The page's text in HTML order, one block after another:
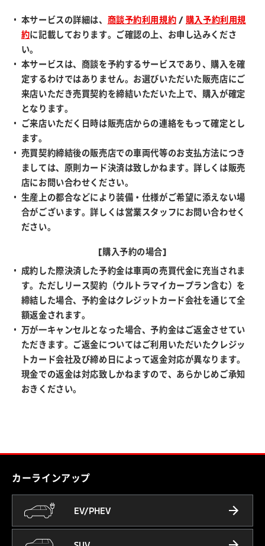
本サービスの詳細は、 商談予約利用規約 / 購入予約利用規
約に記載しております。ご確認の上、お申し込みくださ
い。
本サービスは、商談を予約するサービスであり、購入を確
定するわけではありません。お選びいただいた販売店にご
来店いただき売買契約を締結いただいた上で、購入が確定
となります。
ご来店いただく日時は販売店からの連絡をもって確定とし
ます。
売買契約締結後の販売店での車両代等のお支払方法につき
ましては、原則カード決済は致しかねます。詳しくは販売
店にお問い合わせください。
生産上の都合などにより装備・仕様がご希望に添えない場
合がございます。詳しくは営業スタッフにお問い合わせく
ださい。
[購入予約の場合]
成約した際決済した予約金は車両の売買代金に充当されま
す。ただしリース契約（ウルトラマイカープラン含む）を
締結した場合、予約金はクレジットカード会社を通じて全
額返金されます。
万が一キャンセルとなった場合、予約金はご返金させてい
ただきます。ご返金についてはご利用いただいたクレジッ
トカード会社及び締め日によって返金対応が異なります。
現金での返金は対応致しかねますので、あらかじめご承知
おきください。
カーラインアップ
EV/PHEV